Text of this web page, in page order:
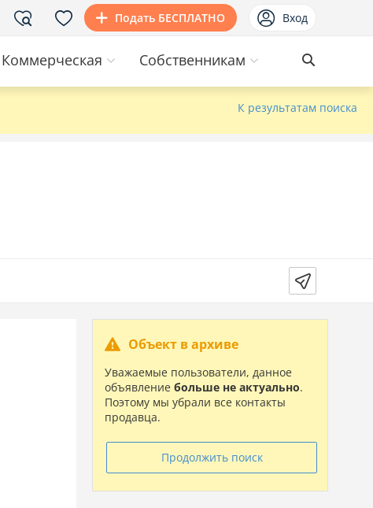
Подать БЕСПЛАТНО Вход
Коммерческая Собственникам
К результатам поиска
Объект в архиве
Уважаемые пользователи, данное
объявление больше не актуально.
Поэтому мы убрали все контакты
продавца.
Продолжить поиск